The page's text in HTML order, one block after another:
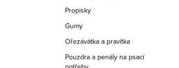
Propisky
Gumy
Ořezávátka a pravítka
Pouzdra a penály na psací